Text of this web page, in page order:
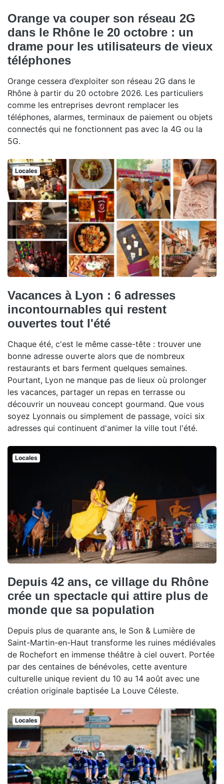
Orange va couper son réseau 2G
dans le Rhône le 20 octobre : un
drame pour les utilisateurs de vieux
téléphones
Orange cessera d’exploiter son réseau 2G dans le
Rhône à partir du 20 octobre 2026. Les particuliers
comme les entreprises devront remplacer les
téléphones, alarmes, terminaux de paiement ou objets
connectés qui ne fonctionnent pas avec la 4G ou la
5G.
Locales
Vacances à Lyon : 6 adresses
incontournables qui restent
ouvertes tout l'été
Chaque été, c'est le même casse-tête : trouver une
bonne adresse ouverte alors que de nombreux
restaurants et bars ferment quelques semaines.
Pourtant, Lyon ne manque pas de lieux où prolonger
les vacances, partager un repas en terrasse ou
découvrir un nouveau concept gourmand. Que vous
soyez Lyonnais ou simplement de passage, voici six
adresses qui continuent d'animer la ville tout l'été.
Locales
Depuis 42 ans, ce village du Rhône
crée un spectacle qui attire plus de
monde que sa population
Depuis plus de quarante ans, le Son & Lumière de
Saint-Martin-en-Haut transforme les ruines médiévales
de Rochefort en immense théâtre à ciel ouvert. Portée
par des centaines de bénévoles, cette aventure
culturelle unique revient du 10 au 14 août avec une
création originale baptisée La Louve Céleste.
Locales